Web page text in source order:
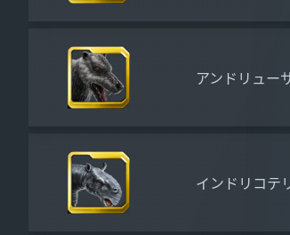
アンドリュー
インドリコテ